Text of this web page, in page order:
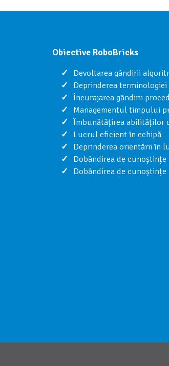
Obiective RoboBricks
Devoltarea gândirii
Deprinderea
Încurajarea gândirii
Managementul timpului
Îmbunătățirea abilităților
Lucrul eficient în echipă
Deprinderea orientării în
Dobândirea de
Dobândirea de